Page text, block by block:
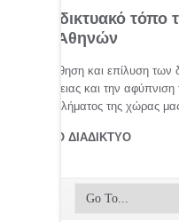
διαδικτυακό τόπο
Αθηνών
προώθηση και επίλυση των
οικογένειας και την
προβλήματος της χώρας
ΣΤΟ ΔΙΑΔΙΚΤΥΟ